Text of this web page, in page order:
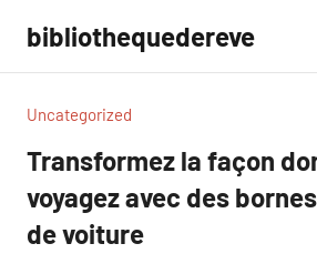
contenu
bibliothequedereve
Uncategorized
Transformez la façon
voyagez avec des
de voiture